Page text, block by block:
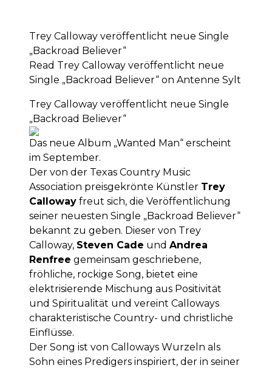
Trey Calloway veröffentlicht neue Single
„Backroad Believer“
Read Trey Calloway veröffentlicht neue
Single „Backroad Believer“ on Antenne Sylt
Trey Calloway veröffentlicht neue Single
„Backroad Believer“
Das neue Album „Wanted Man“ erscheint
im September.
Der von der Texas Country Music
Association preisgekrönte Künstler Trey
Calloway freut sich, die Veröffentlichung
seiner neuesten Single „Backroad Believer“
bekannt zu geben. Dieser von Trey
Calloway, Steven Cade und Andrea
Renfree gemeinsam geschriebene,
fröhliche, rockige Song, bietet eine
elektrisierende Mischung aus Positivität
und Spiritualität und vereint Calloways
charakteristische Country- und christliche
Einflüsse.
Der Song ist von Calloways Wurzeln als
Sohn eines Predigers inspiriert, der in seiner